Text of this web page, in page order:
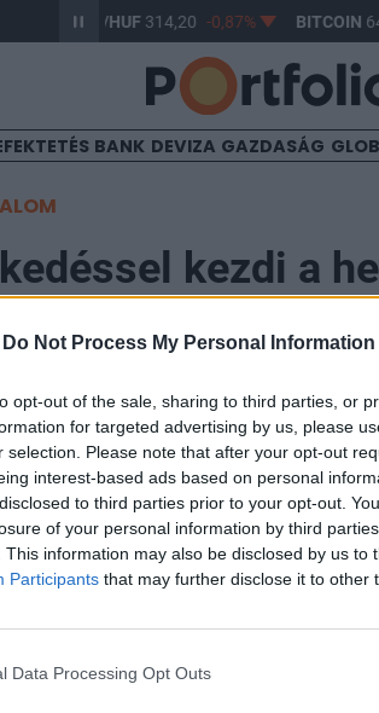
Do Not Process My Personal Information
opt-out of the sale, sharing to third parties, or
for targeted advertising by us, please
selection. Please note that after your opt-out
interest-based ads based on personal
to third parties prior to your opt-out.
of your personal information by third
This information may also be disclosed by us to
Participants that may further disclose it to other
Data Processing Opt Outs
USD/HUF 314,20 -0,87% BITCOIN64
BANK DEVIZA GAZDASÁG
kezdi a
tőzsdéken eséssel indult a nap,
a BUX.
Day 2026Október 21-én jön a Portfolio
a választ a befektetőket leginkább